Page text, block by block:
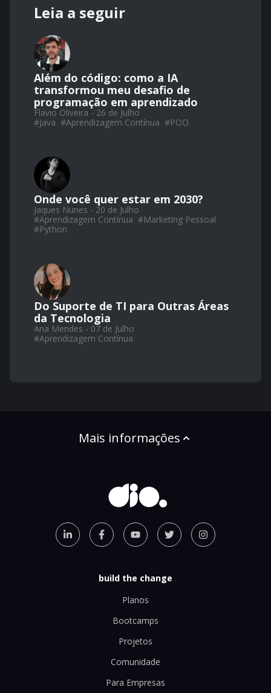
Leia a seguir
Além do código: como a IA
transformou meu desafio de
programação em aprendizado
Flavio Oliveira - 26 de Julho
#Java #Aprendizagem Contínua #POO
Onde você quer estar em 2030?
Jaques Nunes - 20 de Julho
#Aprendizagem Contínua #Marketing Pessoal
#Python
Do Suporte de TI para Outras Áreas
da Tecnologia
Ana Mendes - 07 de Julho
#Aprendizagem Contínua
Mais informações
build the change
Planos
Bootcamps
Projetos
Comunidade
Para Empresas